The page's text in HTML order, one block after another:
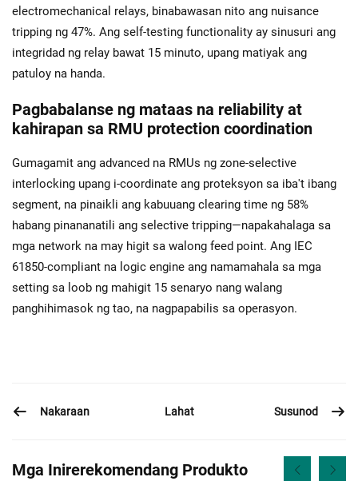
electromechanical relays, binabawasan nito ang nuisance
tripping ng 47%. Ang self-testing functionality ay sinusuri ang
integridad ng relay bawat 15 minuto, upang matiyak ang
patuloy na handa.
Pagbabalanse ng mataas na reliability at
kahirapan sa RMU protection coordination
Gumagamit ang advanced na RMUs ng zone-selective
interlocking upang i-coordinate ang proteksyon sa iba't ibang
segment, na pinaikli ang kabuuang clearing time ng 58%
habang pinananatili ang selective tripping—napakahalaga sa
mga network na may higit sa walong feed point. Ang IEC
61850-compliant na logic engine ang namamahala sa mga
setting sa loob ng mahigit 15 senaryo nang walang
panghihimasok ng tao, na nagpapabilis sa operasyon.
Nakaraan Lahat Susunod
Mga Inirerekomendang Produkto